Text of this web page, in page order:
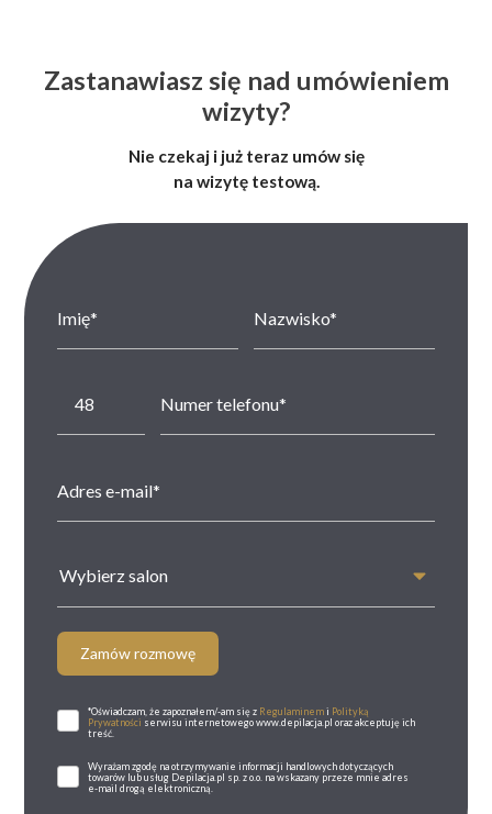
Zastanawiasz się nad umówieniem
wizyty?
Nie czekaj i już teraz umów się
na wizytę testową.
Wybierz salon
Zamów rozmowę
*Oświadczam, że zapoznałem/-am się z Regulaminemi Polityką
Prywatności serwisu internetowego www.depilacja.pl oraz akceptuję ich
treść.
Wyrażam zgodę na otrzymywanie informacji handlowych dotyczących
towarów lub usług Depilacja.pl sp. z o.o. na wskazany przeze mnie adres
e-mail drogą elektroniczną.